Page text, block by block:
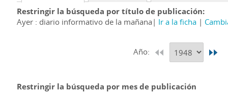
Restringir la búsqueda por título de publicación
Ayer : diario informativo de la mañana
Ir a la ficha
Año:
Restringir la búsqueda por mes de publicación